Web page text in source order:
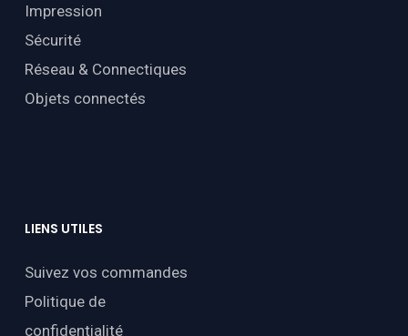
Impression
Sécurité
Réseau & Connectiques
Objets connectés
LIENS UTILES
Suivez vos commandes
Politique de
confidentialité